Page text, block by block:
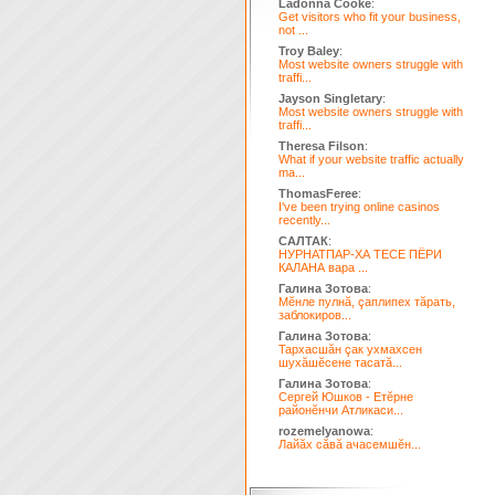
Ladonna Cooke:
Get visitors who fit your business,
not ...
Troy Baley:
Most website owners struggle with
traffi...
Jayson Singletary:
Most website owners struggle with
traffi...
Theresa Filson:
What if your website traffic actually
ma...
ThomasFeree:
I've been trying online casinos
recently...
САЛТАК:
НУРНАТПАР-ХА ТЕСЕ ПЁРИ
КАЛАНА вара ...
Галина Зотова:
Мĕнле пулнă, çаплипех тăрать,
заблокиров...
Галина Зотова:
Тархасшăн çак ухмахсен
шухăшĕсене тасатă...
Галина Зотова:
Сергей Юшков - Етĕрне
районĕнчи Атликаси...
rozemelyanowa:
Лайăх сăвă ачасемшĕн...